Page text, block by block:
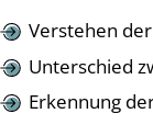
Verstehen
Unterschied
Erkennung